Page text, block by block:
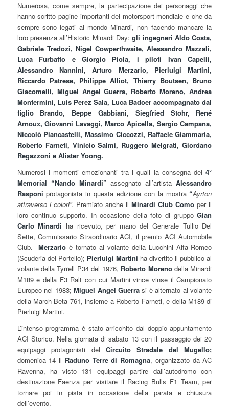
Numerosa, come sempre, la partecipazione dei personaggi che
hanno scritto pagine importanti del motorsport mondiale e che da
sempre sono legati al mondo Minardi, non facendo mancare la
loro presenza all’Historic Minardi Day:gli ingegneri Aldo Costa,
Gabriele Tredozi, Nigel Cowperthwaite, Alessandro Mazzali,
Luca Furbatto e Giorgio Piola, i piloti Ivan Capelli,
Alessandro Nannini, Arturo Merzario, Pierluigi Martini,
Riccardo Patrese, Philippe Alliot, Thierry Boutsen, Bruno
Giacomelli, Miguel Angel Guerra, Roberto Moreno, Andrea
Montermini, Luis Perez Sala, Luca Badoer accompagnato dal
figlio Brando, Beppe Gabbiani, Siegfried Stohr, René
Arnoux, Giovanni Lavaggi, Marco Apicella, Sergio Campana,
Niccolò Piancastelli, Massimo Ciccozzi, Raffaele Giammaria,
Roberto Farneti, Vinicio Salmi, Ruggero Melgrati, Giordano
Regazzoni e Alister Yoong.
Numerosi i momenti emozionanti tra i quali la consegna del4°
Memorial “Nando Minardi” assegnato all’artistaAlessandro
Rasponiprotagonista in questa edizione con la mostra“Ayrton
attraverso i colori”. Premiato anche ilMinardi Club Comoper il
loro continuo supporto. In occasione della foto di gruppoGian
Carlo Minardi ha ricevuto, per mano del Generale Tullio Del
Sette, Commissario Straordinario ACI, il premio ACI Automobile
Club.Merzario è tornato al volante della Lucchini Alfa Romeo
(Scuderia del Portello); Pierluigi Martini ha divertito il pubblico al
volante della Tyrrell P34 del 1976, Roberto Morenodella Minardi
M189 e della F3 Ralt con cui Martini vince vinse il Campionato
Europeo nel 1983;Miguel Angel Guerra si è alternato al volante
della March Beta 761, insieme a Roberto Farneti, e della M189 di
Pierluigi Martini.
L’intenso programma è stato arricchito dal doppio appuntamento
ACI Storico. Nella giornata di sabato 13 con il passaggio dei 20
equipaggi protagonisti del Circuito Stradale del Mugello;
domenica 14 il Raduno Terre di Romagna, organizzato da AC
Ravenna, ha visto 131 equipaggi partire dall’autodromo con
destinazione Faenza per visitare il Racing Bulls F1 Team, per
tornare poi in pista in occasione della parata e chiusura
dell’evento.